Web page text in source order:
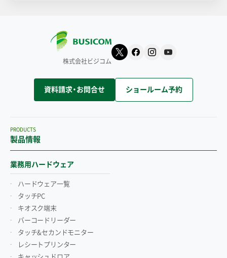
株式会社ビジコム
資料請求・お問合せ ショールーム予約
製品情報
PRODUCTS
業務用ハードウェア
ハードウェア一覧
タッチPC
キオスク端末
バーコードリーダー
タッチ&セカンドモニター
レシートプリンター